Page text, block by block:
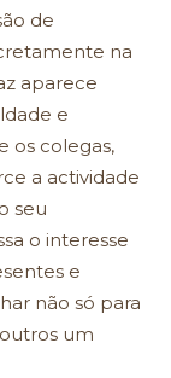
de
na
aparece
e
os colegas,
a actividade
seu
o interesse
e
não só para
um